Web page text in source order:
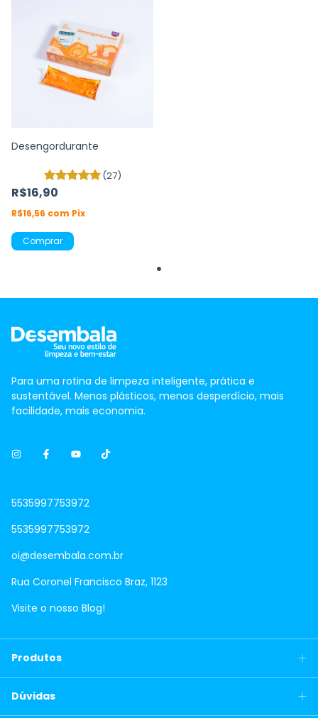
Desengordurante
(27)
R$16,90
R$16,56 com Pix
Comprar
Para uma rotina de limpeza inteligente, prática e
sustentável. Menos plásticos, menos desperdício, mais
facilidade, mais economia.
5535997753972
5535997753972
oi@desembala.com.br
Rua Coronel Francisco Braz, 1123
Visite o nosso Blog!
Produtos
Dúvidas